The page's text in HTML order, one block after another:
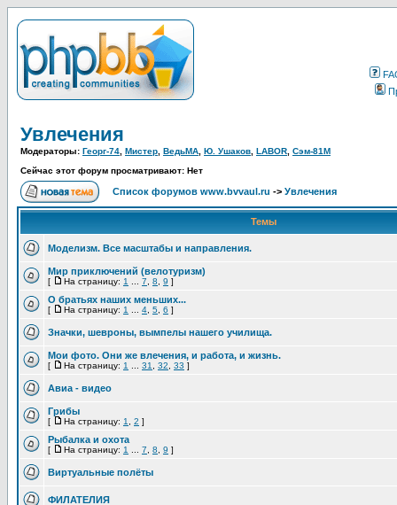
Увлечения
Модераторы: Георг-74 Мистер ВедьМА Ю. Ушаков LABOR Сэм-81М
Сейчас этот форум просматривают: Нет
Список форумов www.bvvaul.ru -> Увлечения
Темы
Моделизм. Все масштабы и направления.
Мир приключений (велотуризм)
[ На страницу: 1 7 8 9 ]
О братьях наших меньших...
[ На страницу: 1 4 5 6 ]
Значки, шевроны, вымпелы нашего училища.
Мои фото. Они же влечения, и работа, и жизнь.
[ На страницу: 1 31 32 33 ]
Авиа - видео
Грибы
[ На страницу: 1 2 ]
Рыбалка и охота
[ На страницу: 1 7 8 9 ]
Виртуальные полёты
ФИЛАТЕЛИЯ